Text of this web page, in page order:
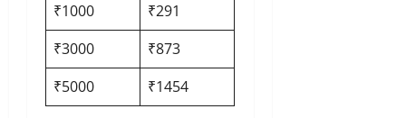
₹1000
₹291
₹3000
₹873
₹5000
₹1454